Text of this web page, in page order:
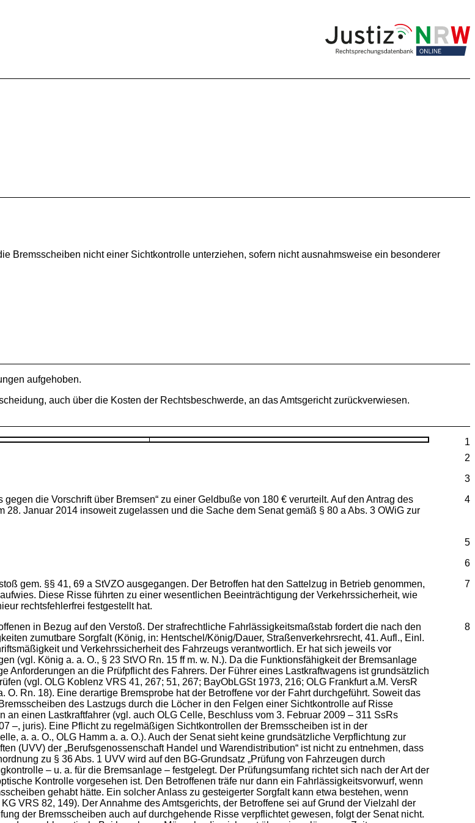
Bremsscheiben nicht einer Sichtkontrolle unterziehen, sofern nicht ausnahmsweise ein besonderer
aufgehoben.
auch über die Kosten der Rechtsbeschwerde, an das Amtsgericht zurückverwiesen.
1
2
3
4
die Vorschrift über Bremsen“ zu einer Geldbuße von 180 € verurteilt. Auf den Antrag des
Januar 2014 insoweit zugelassen und die Sache dem Senat gemäß § 80 a Abs. 3 OWiG zur
5
6
7
gem. §§ 41, 69 a StVZO ausgegangen. Der Betroffen hat den Sattelzug in Betrieb genommen,
Diese Risse führten zu einer wesentlichen Beeinträchtigung der Verkehrssicherheit, wie
rechtsfehlerfrei festgestellt hat.
8
in Bezug auf den Verstoß. Der strafrechtliche Fahrlässigkeitsmaßstab fordert die nach den
zumutbare Sorgfalt (König, in: Hentschel/König/Dauer, Straßenverkehrsrecht, 41. Aufl., Einl.
und Verkehrssicherheit des Fahrzeugs verantwortlich. Er hat sich jeweils vor
(vgl. König a. a. O., § 23 StVO Rn. 15 ff m. w. N.). Da die Funktionsfähigkeit der Bremsanlage
Anforderungen an die Prüfpflicht des Fahrers. Der Führer eines Lastkraftwagens ist grundsätzlich
(vgl. OLG Koblenz VRS 41, 267; 51, 267; BayObLGSt 1973, 216; OLG Frankfurt a.M. VersR
Rn. 18). Eine derartige Bremsprobe hat der Betroffene vor der Fahrt durchgeführt. Soweit das
des Lastzugs durch die Löcher in den Felgen einer Sichtkontrolle auf Risse
einen Lastkraftfahrer (vgl. auch OLG Celle, Beschluss vom 3. Februar 2009 – 311 SsRs
–, juris). Eine Pflicht zu regelmäßigen Sichtkontrollen der Bremsscheiben ist in der
a. a. O., OLG Hamm a. a. O.). Auch der Senat sieht keine grundsätzliche Verpflichtung zur
(UVV) der „Berufsgenossenschaft Handel und Warendistribution“ ist nicht zu entnehmen, dass
zu § 36 Abs. 1 UVV wird auf den BG-Grundsatz „Prüfung von Fahrzeugen durch
– u. a. für die Bremsanlage – festgelegt. Der Prüfungsumfang richtet sich nach der Art der
Kontrolle vorgesehen ist. Den Betroffenen träfe nur dann ein Fahrlässigkeitsvorwurf, wenn
gehabt hätte. Ein solcher Anlass zu gesteigerter Sorgfalt kann etwa bestehen, wenn
VRS 82, 149). Der Annahme des Amtsgerichts, der Betroffene sei auf Grund der Vielzahl der
der Bremsscheiben auch auf durchgehende Risse verpflichtet gewesen, folgt der Senat nicht.